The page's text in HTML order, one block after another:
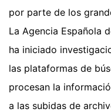
por parte de los
La Agencia Española
ha iniciado
las plataformas de
procesan la
a las subidas de